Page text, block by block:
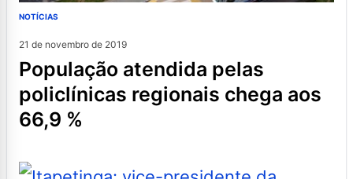
NOTÍCIAS
21 de novembro de 2019
população atendida pelas
policlínicas regionais chega aos
66,9 %